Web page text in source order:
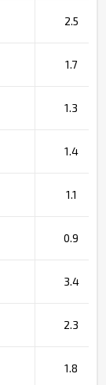
2.5
1.7
1.3
1.4
1.1
0.9
3.4
2.3
1.8